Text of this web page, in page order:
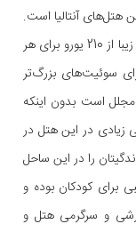
آنتالیا است.
هزینه اقامت در اتاق‌های اصلی استاندارد این هتل زیبا از 210 یورو برای هر
سوئیت‌های بزرگ‌تر
مجلل است بدون اینکه
در این هتل در
را در این ساحل
برای کودکان بوده و
و سرگرمی هتل و